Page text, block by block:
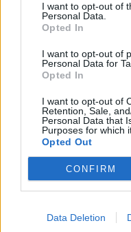
I want to opt-out of
Personal Data.
Opted In
I want to opt-out of
Personal Data for
Opted In
I want to opt-out of
Retention, Sale,
Personal Data that
Purposes for which
Opted Out
CONFIRM
Data Deletion
Come il West
ripreso: le
Espirito Santo
12 Aprile 2026
Il West Ham adesso è
West Ham ko,
infortunio ci ha
condizionato”.
della sconfitta
Un infortunio ha